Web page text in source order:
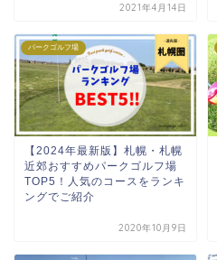
2021年4月14日
パークゴルフ場
【2024年最新版】札幌・札幌
近郊おすすめパークゴルフ場
TOP5！人気のコースをランキ
ングでご紹介
2020年10月9日